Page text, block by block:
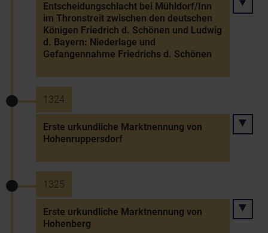
Entscheidungschlacht bei Mühldorf/Inn
im Thronstreit zwischen den deutschen
Königen Friedrich d. Schönen und Ludwig
d. Bayern: Niederlage und
Gefangennahme Friedrichs d. Schönen
1324
Erste urkundliche Marktnennung von
Hohenruppersdorf
1325
Erste urkundliche Marktnennung von
Hohenberg